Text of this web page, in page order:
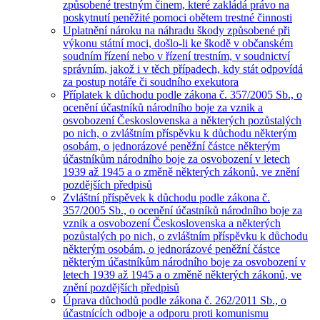
způsobené trestným činem, které zakládá právo na
poskytnutí peněžité pomoci obětem trestné činnosti
Uplatnění nároku na náhradu škody způsobené při
výkonu státní moci, došlo-li ke škodě v občanském
soudním řízení nebo v řízení trestním, v soudnictví
správním, jakož i v těch případech, kdy stát odpovídá
za postup notáře či soudního exekutora
Příplatek k důchodu podle zákona č. 357/2005 Sb., o
ocenění účastníků národního boje za vznik a
osvobození Československa a některých pozůstalých
po nich, o zvláštním příspěvku k důchodu některým
osobám, o jednorázové peněžní částce některým
účastníkům národního boje za osvobození v letech
1939 až 1945 a o změně některých zákonů, ve znění
pozdějších předpisů
Zvláštní příspěvek k důchodu podle zákona č.
357/2005 Sb., o ocenění účastníků národního boje za
vznik a osvobození Československa a některých
pozůstalých po nich, o zvláštním příspěvku k důchodu
některým osobám, o jednorázové peněžní částce
některým účastníkům národního boje za osvobození v
letech 1939 až 1945 a o změně některých zákonů, ve
znění pozdějších předpisů
Úprava důchodů podle zákona č. 262/2011 Sb., o
účastnících odboje a odporu proti komunismu